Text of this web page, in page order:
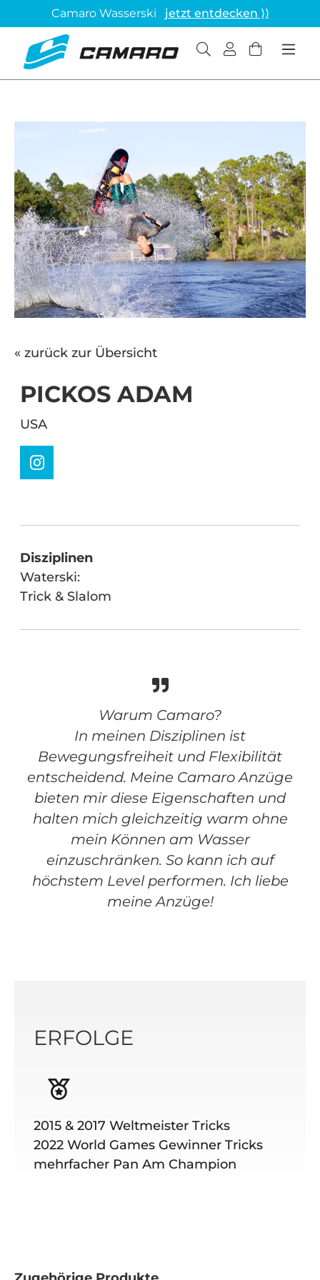
Camaro Wasserski jetzt entdecken ⟩⟩
« zurück zur Übersicht
PICKOS ADAM
USA
Disziplinen
Waterski:
Trick & Slalom
Warum Camaro?
In meinen Disziplinen ist
Bewegungsfreiheit und Flexibilität
entscheidend. Meine Camaro Anzüge
bieten mir diese Eigenschaften und
halten mich gleichzeitig warm ohne
mein Können am Wasser
einzuschränken. So kann ich auf
höchstem Level performen. Ich liebe
meine Anzüge!
ERFOLGE
2015 & 2017 Weltmeister Tricks
2022 World Games Gewinner Tricks
mehrfacher Pan Am Champion